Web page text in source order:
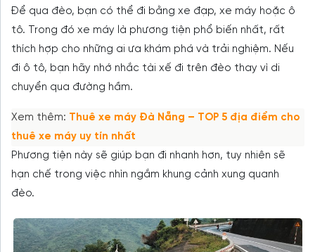
Để qua đèo, bạn có thể đi bằng xe đạp, xe máy hoặc ô
tô. Trong đó xe máy là phương tiện phổ biến nhất, rất
thích hợp cho những ai ưa khám phá và trải nghiệm. Nếu
đi ô tô, bạn hãy nhớ nhắc tài xế đi trên đèo thay vì di
chuyển qua đường hầm.
Xem thêm: Thuê xe máy Đà Nẵng – TOP 5 địa điểm cho
thuê xe máy uy tín nhất
Phương tiện này sẽ giúp bạn đi nhanh hơn, tuy nhiên sẽ
hạn chế trong việc nhìn ngắm khung cảnh xung quanh
đèo.